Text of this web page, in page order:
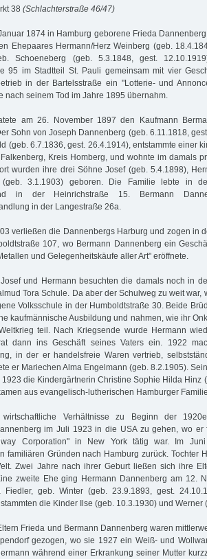
38 (Schlachterstraße 46/47)
1874 in Hamburg geborene Frieda
Ehepaares Hermann/Herz Weinberg (geb.
Schoeneberg (geb. 5.3.1848, gest.
95 im Stadtteil St. Pauli gemeinsam mit vier
in der Bartelsstraße ein "Lotterie- und
nach seinem Tod im Jahre 1895 übernahm.
am 26. November 1897 den Kaufmann
Sohn von Joseph Dannenberg (geb. 6.11.1818,
(geb. 6.7.1836, gest. 26.4.1914), entstammte einer
Kreis Homberg, und wohnte im damals
wurden ihre drei Söhne Josef (geb. 5.4.1898),
3.1.1903) geboren. Die Familie lebte in
in der Heinrichstraße 15. Bermann
in der Langestraße 26a.
verließen die Dannenbergs Harburg und zogen in
107, wo Bermann Dannenberg ein
und Gelegenheitskäufe aller Art" eröffnete.
und Hermann besuchten die damals noch in
Tora Schule. Da aber der Schulweg zu weit war,
Volksschule in der Humboldtstraße 30. Beide
kaufmännische Ausbildung und nahmen, wie ihr
teil. Nach Kriegsende wurde Hermann
dann ins Geschäft seines Vaters ein. 1922
in der er handelsfreie Waren vertrieb,
er Mariechen Alma Engelmann (geb. 8.2.1905).
1923 die Kindergärtnerin Christine Sophie Hilda Hinz
aus evangelisch-lutherischen Hamburger
wirtschaftliche Verhältnisse zu Beginn der
im Juli 1923 in die USA zu gehen, wo er
Corporation" in New York tätig war. Im
familiären Gründen nach Hamburg zurück. Tochter
Zwei Jahre nach ihrer Geburt ließen sich ihre
zweite Ehe ging Hermann Dannenberg am 12.
Fiedler, geb. Winter (geb. 23.9.1893, gest.
die Kinder Ilse (geb. 10.3.1930) und Werner
Frieda und Bermann Dannenberg waren
gezogen, wo sie 1927 ein Weiß- und
während einer Erkrankung seiner Mutter